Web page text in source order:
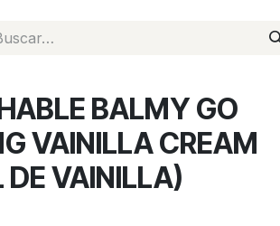
BALMY GO
VAINILLA CREAM
DE VAINILLA)